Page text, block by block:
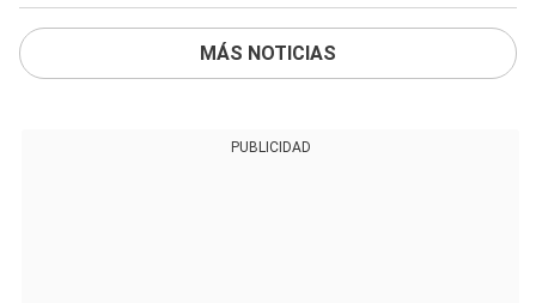
MÁS NOTICIAS
PUBLICIDAD